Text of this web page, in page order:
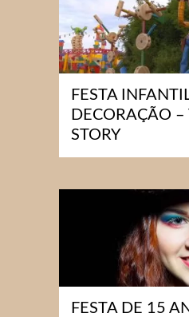
FESTA
DECORAÇÃO –
STORY
FESTA DE 15